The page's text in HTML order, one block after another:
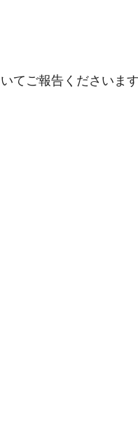
てご報告くださいま